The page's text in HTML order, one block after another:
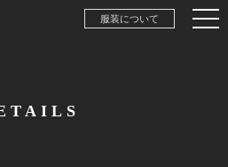
服装について